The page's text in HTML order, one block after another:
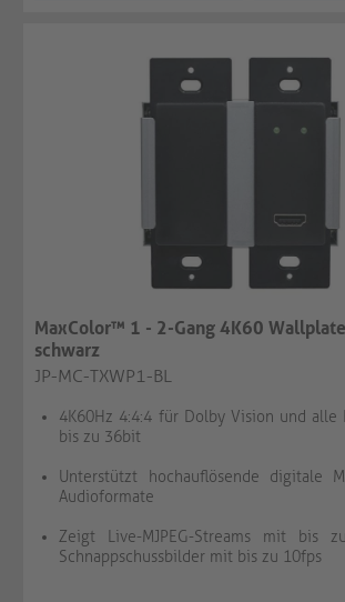
MaxColor™ 1 - 2-Gang 4K60
schwarz
JP-MC-TXWP1-BL
4K60Hz 4:4:4 für Dolby Vision und alle
bis zu 36bit
Unterstützt hochauflösende digitale
Audioformate
Zeigt Live-MJPEG-Streams mit bis
Schnappschussbilder mit bis zu 10fps